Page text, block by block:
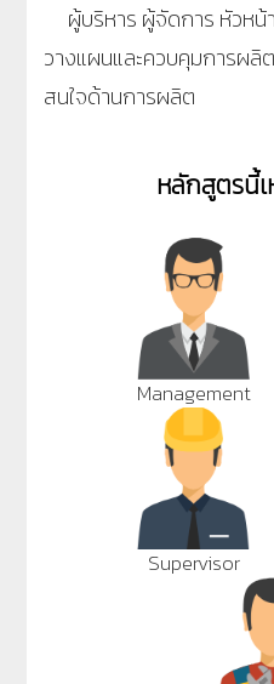
ผู้บริหาร ผู้จัดการ หัวหน้
วางแผนและควบคุมการผ
สนใจด้านการผลิต
หลักสูตรนี้เ
Management
Supervisor